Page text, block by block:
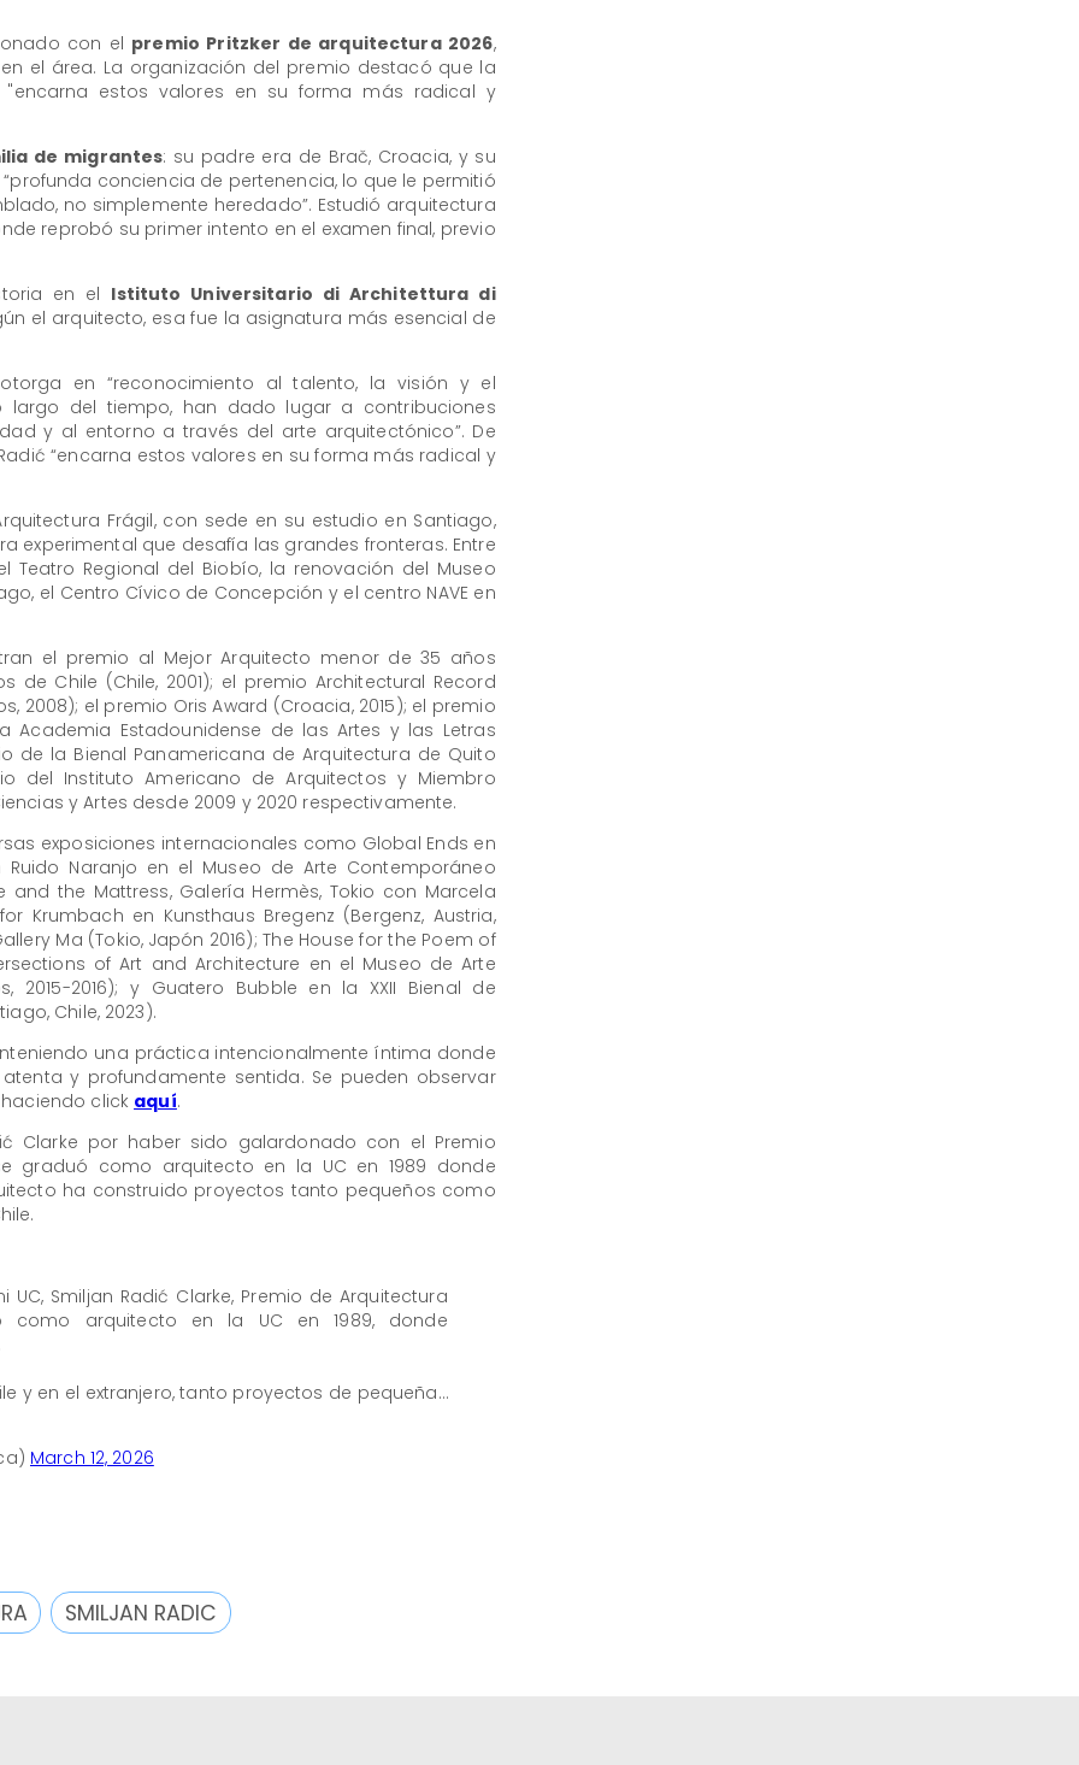
con el premio Pritzker de arquitectura 2026,
el área. La organización del premio destacó que la
estos valores en su forma más radical y
de migrantes: su padre era de Brač, Croacia, y su
conciencia de pertenencia, lo que le permitió
no simplemente heredado”. Estudió arquitectura
reprobó su primer intento en el examen final, previo
en el Istituto Universitario di Architettura di
el arquitecto, esa fue la asignatura más esencial de
en “reconocimiento al talento, la visión y el
largo del tiempo, han dado lugar a contribuciones
y al entorno a través del arte arquitectónico”. De
“encarna estos valores en su forma más radical y
Frágil, con sede en su estudio en Santiago,
experimental que desafía las grandes fronteras. Entre
Teatro Regional del Biobío, la renovación del Museo
el Centro Cívico de Concepción y el centro NAVE en
el premio al Mejor Arquitecto menor de 35 años
Chile (Chile, 2001); el premio Architectural Record
2008); el premio Oris Award (Croacia, 2015); el premio
Academia Estadounidense de las Artes y las Letras
de la Bienal Panamericana de Arquitectura de Quito
del Instituto Americano de Arquitectos y Miembro
y Artes desde 2009 y 2020 respectivamente.
exposiciones internacionales como Global Ends en
Ruido Naranjo en el Museo de Arte Contemporáneo
and the Mattress, Galería Hermès, Tokio con Marcela
Krumbach en Kunsthaus Bregenz (Bergenz, Austria,
Ma (Tokio, Japón 2016); The House for the Poem of
of Art and Architecture en el Museo de Arte
2015-2016); y Guatero Bubble en la XXII Bienal de
Chile, 2023).
una práctica intencionalmente íntima donde
y profundamente sentida. Se pueden observar
click aquí.
Clarke por haber sido galardonado con el Premio
graduó como arquitecto en la UC en 1989 donde
ha construido proyectos tanto pequeños como
Smiljan Radić Clarke, Premio de Arquitectura
como arquitecto en la UC en 1989, donde
y en el extranjero, tanto proyectos de pequeña…
March 12, 2026
SMILJAN RADIC